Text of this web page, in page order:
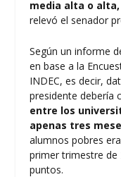
media alta o
relevó el senador
Según un informe
en base a la
INDEC, es decir,
presidente debería
entre los
apenas tres
alumnos pobres
primer trimestre
puntos.